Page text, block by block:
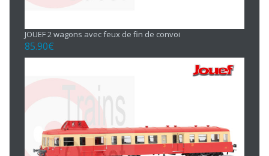
JOUEF 2 wagons avec feux de fin de convoi
85.90€